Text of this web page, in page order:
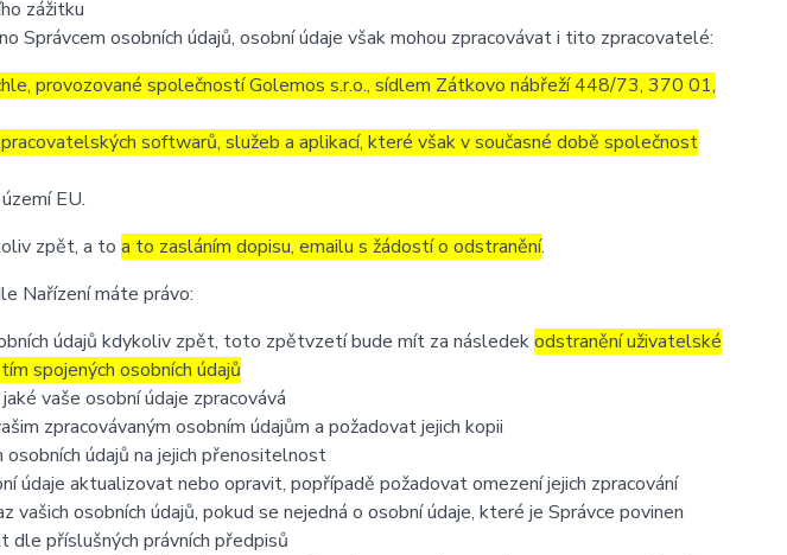
zážitku
Správcem osobních údajů, osobní údaje však mohou zpracovávat i tito zpracovatelé:
provozované společností Golemos s.r.o., sídlem Zátkovo nábřeží 448/73, 370 01,
softwarů, služeb a aplikací, které však v současné době společnost
EU.
zpět, a to a to zasláním dopisu, emailu s žádostí o odstranění.
Nařízení máte právo:
údajů kdykoliv zpět, toto zpětvzetí bude mít za následekodstranění uživatelské
spojených osobních údajů
vaše osobní údaje zpracovává
zpracovávaným osobním údajům a požadovat jejich kopii
údajů na jejich přenositelnost
údaje aktualizovat nebo opravit, popřípadě požadovat omezení jejich zpracování
osobních údajů, pokud se nejedná o osobní údaje, které je Správce povinen
dle příslušných právních předpisů